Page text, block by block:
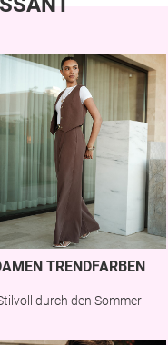
TRENDFARBEN
durch den Sommer